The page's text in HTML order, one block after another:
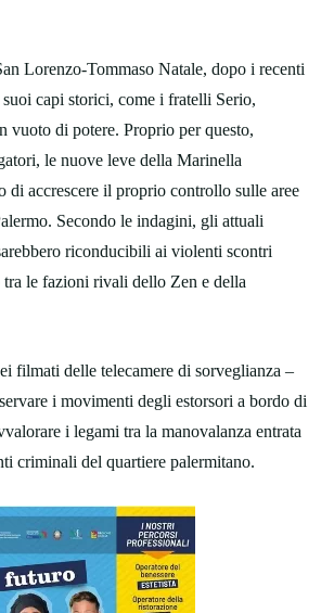
Lorenzo-Tommaso Natale, dopo i recenti
capi storici, come i fratelli Serio,
vuoto di potere. Proprio per questo,
le nuove leve della Marinella
di accrescere il proprio controllo sulle aree
​Secondo le indagini, gli attuali
riconducibili ai violenti scontri
tra le fazioni rivali dello Zen e della
filmati delle telecamere di sorveglianza –
i movimenti degli estorsori a bordo di
i legami tra la manovalanza entrata
criminali del quartiere palermitano.